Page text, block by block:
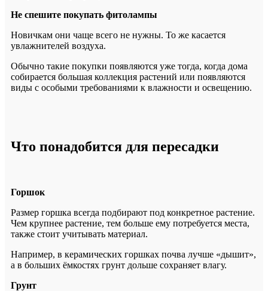
Не спешите покупать фитолампы
Новичкам они чаще всего не нужны. То же касается
увлажнителей воздуха.
Обычно такие покупки появляются уже тогда, когда дома
собирается большая коллекция растений или появляются
виды с особыми требованиями к влажности и освещению.
Что понадобится для пересадки
Горшок
Размер горшка всегда подбирают под конкретное растение.
Чем крупнее растение, тем больше ему потребуется места,
также стоит учитывать материал.
Например, в керамических горшках почва лучше «дышит»,
а в больших ёмкостях грунт дольше сохраняет влагу.
Грунт